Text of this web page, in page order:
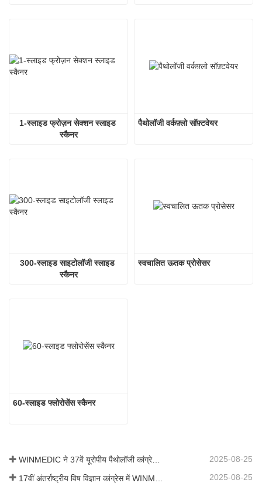
1-स्लाइड फ्रोज़न सेक्शन स्लाइड
स्कैनर
पैथोलॉजी वर्कफ़्लो सॉफ़्टवेयर
300-स्लाइड साइटोलॉजी स्लाइड
स्कैनर
स्वचालित ऊतक प्रोसेसर
60-स्लाइड फ्लोरोसेंस स्कैनर
WINMEDIC ने 37वें यूरोपीय पैथोलॉजी कांग्रेस में भाग लिया – दुनिया के साथ नवाचार साझा करना 2025-08-25
2025-08-25